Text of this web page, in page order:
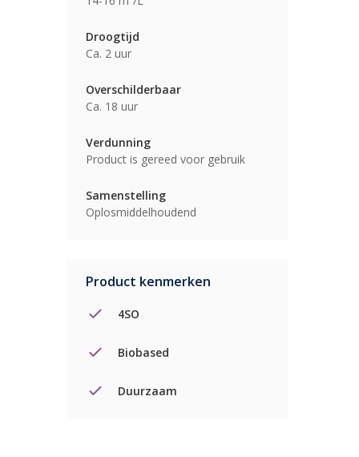
Droogtijd
Ca. 2 uur
Overschilderbaar
Ca. 18 uur
Verdunning
Product is gereed voor gebruik
Samenstelling
Oplosmiddelhoudend
Product kenmerken
4SO
Biobased
Duurzaam